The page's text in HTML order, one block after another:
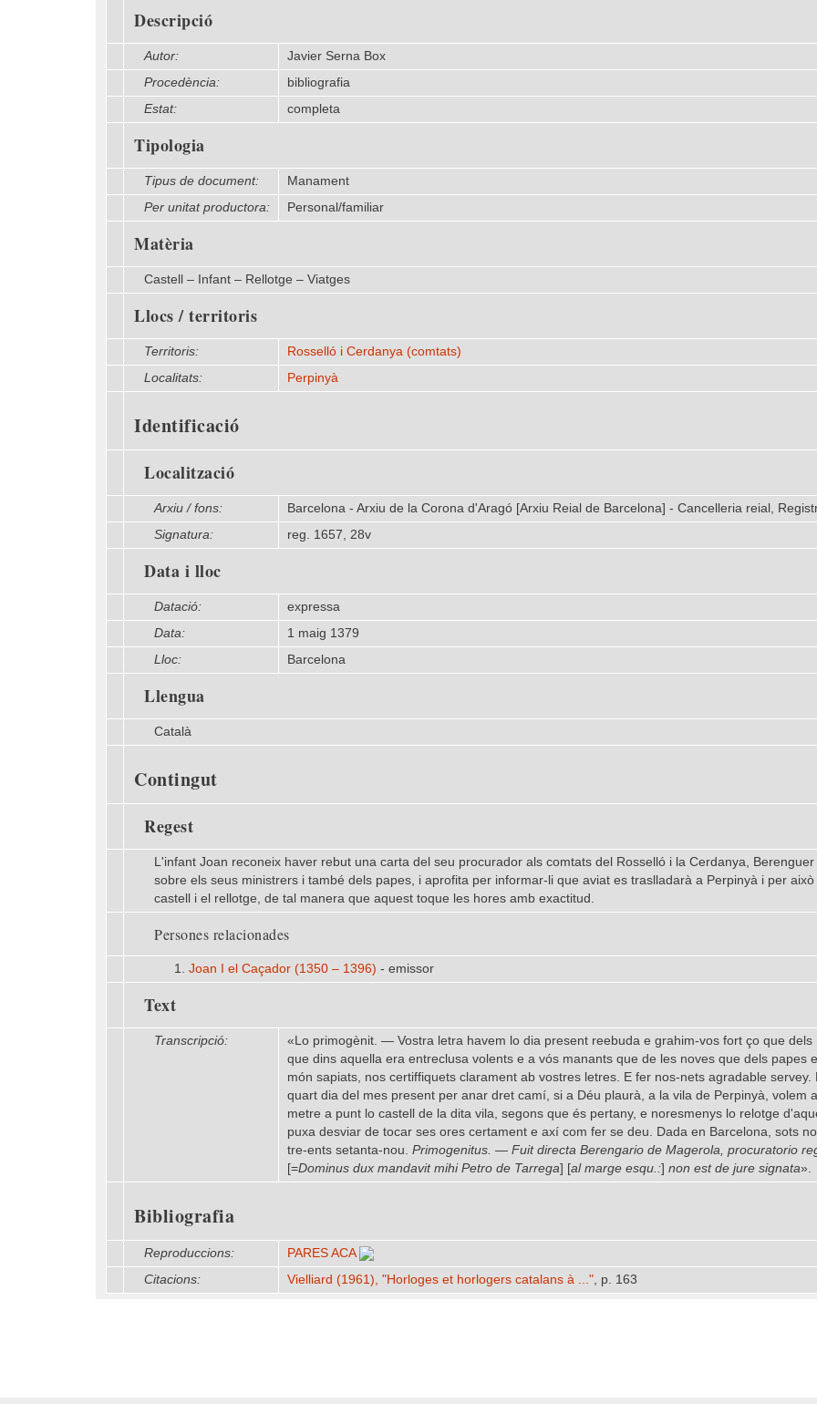
Descripció
Autor:
Javier Serna Box
Procedència:
bibliografia
Estat:
completa
Tipologia
Tipus de document:
Manament
Per unitat productora:
Personal/familiar
Matèria
Castell – Infant – Rellotge – Viatges
Llocs / territoris
Territoris:
Rosselló i Cerdanya (comtats)
Localitats:
Perpinyà
Identificació
Localització
Arxiu / fons:
Barcelona - Arxiu de la Corona d'Aragó [Arxiu Reial de Barcelona] - Cancelleria reial,
Signatura:
reg. 1657, 28v
Data i lloc
Datació:
expressa
Data:
1 maig 1379
Lloc:
Barcelona
Llengua
Català
Contingut
Regest
L'infant Joan reconeix haver rebut una carta del seu procurador als comtats del Rosselló i la Cerdanya,
sobre els seus ministrers i també dels papes, i aprofita per informar-li que aviat es traslladarà a Perpinyà i per
castell i el rellotge, de tal manera que aquest toque les hores amb exactitud.
Persones relacionades
1. Joan I el Caçador (1350 – 1396) - emissor
Text
Transcripció:
«Lo primogènit. — Vostra letra havem lo dia present reebuda e grahim-vos fort ço que
que dins aquella era entreclusa volents e a vós manants que de les noves que dels papes
món sapiats, nos certiffiquets clarament ab vostres letres. E fer nos-nets agradable
quart dia del mes present per anar dret camí, si a Déu plaurà, a la vila de Perpinyà, volem
metre a punt lo castell de la dita vila, segons que és pertany, e noresmenys lo relotge
puxa desviar de tocar ses ores certament e axí com fer se deu. Dada en Barcelona, sots
tre-ents setanta-nou. Primogenitus. — Fuit directa Berengario de Magerola, procuratorio
[=Dominus dux mandavit mihi Petro de Tarrega] [al marge esqu.:] non est de jure signata».
Bibliografia
Reproduccions:
PARES ACA
Citacions:
Vielliard (1961), "Horloges et horlogers catalans à ...", p. 163